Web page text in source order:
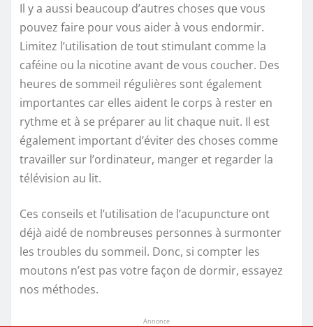
Il y a aussi beaucoup d’autres choses que vous
pouvez faire pour vous aider à vous endormir.
Limitez l’utilisation de tout stimulant comme la
caféine ou la nicotine avant de vous coucher. Des
heures de sommeil régulières sont également
importantes car elles aident le corps à rester en
rythme et à se préparer au lit chaque nuit. Il est
également important d’éviter des choses comme
travailler sur l’ordinateur, manger et regarder la
télévision au lit.
Ces conseils et l’utilisation de l’acupuncture ont
déjà aidé de nombreuses personnes à surmonter
les troubles du sommeil. Donc, si compter les
moutons n’est pas votre façon de dormir, essayez
nos méthodes.
Annonce